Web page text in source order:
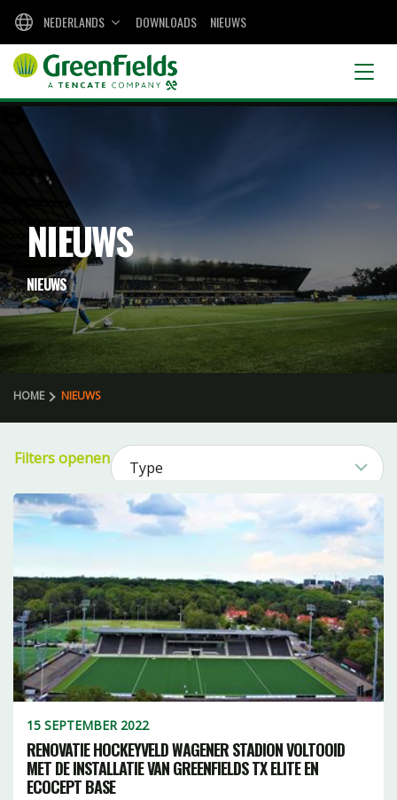
DOWNLOADS NIEUWS
NEDERLANDS
NIEUWS
NIEUWS
HOME NIEUWS
Filters openen Type
Nieuws51
Sport
Football1
Honkbal2
Football79
Hockey21
Lacrosse3
Multisport8
Rugby16
Tennis1
Product
Bereik1
Evolutie11
-serie 2
TX10
XtraGrass18
Categorie
combinaties17
15
zandbasis1
FILTERS WISSEN
15 SEPTEMBER 2022
RENOVATIE HOCKEYVELD WAGENER STADION VOLTOOID
MET DE INSTALLATIE VAN GREENFIELDS TX ELITE EN
ECOCEPT BASE